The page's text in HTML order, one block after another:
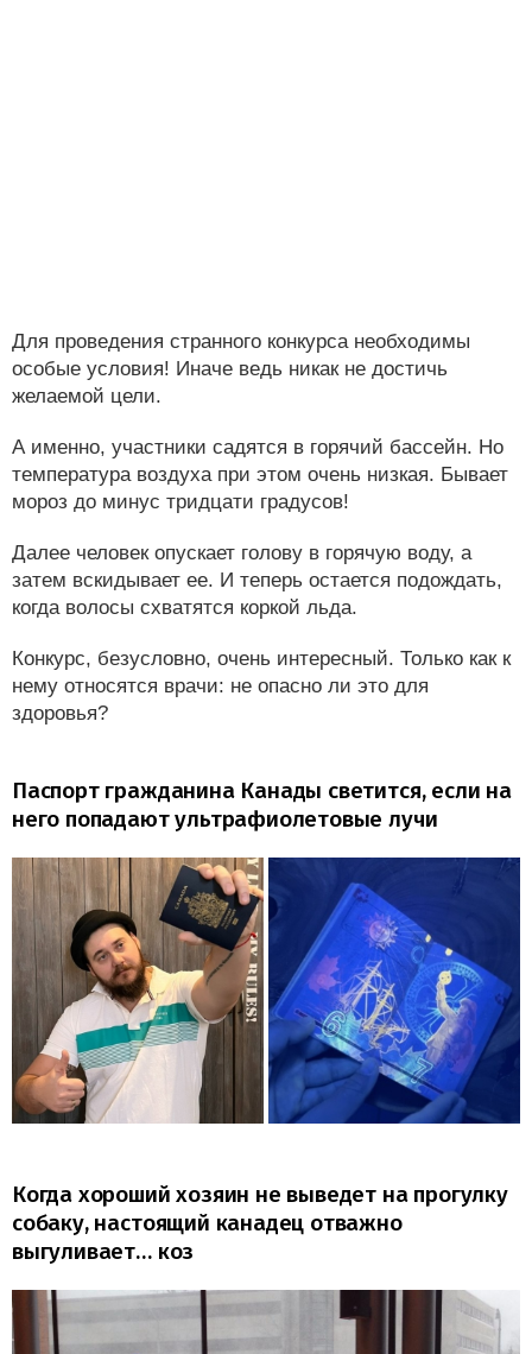
Для проведения странного конкурса необходимы
особые условия! Иначе ведь никак не достичь
желаемой цели.
А именно, участники садятся в горячий бассейн. Но
температура воздуха при этом очень низкая. Бывает
мороз до минус тридцати градусов!
Далее человек опускает голову в горячую воду, а
затем вскидывает ее. И теперь остается подождать,
когда волосы схватятся коркой льда.
Конкурс, безусловно, очень интересный. Только как к
нему относятся врачи: не опасно ли это для
здоровья?
Паспорт гражданина Канады светится, если на
него попадают ультрафиолетовые лучи
Когда хороший хозяин не выведет на прогулку
собаку, настоящий канадец отважно
выгуливает… коз